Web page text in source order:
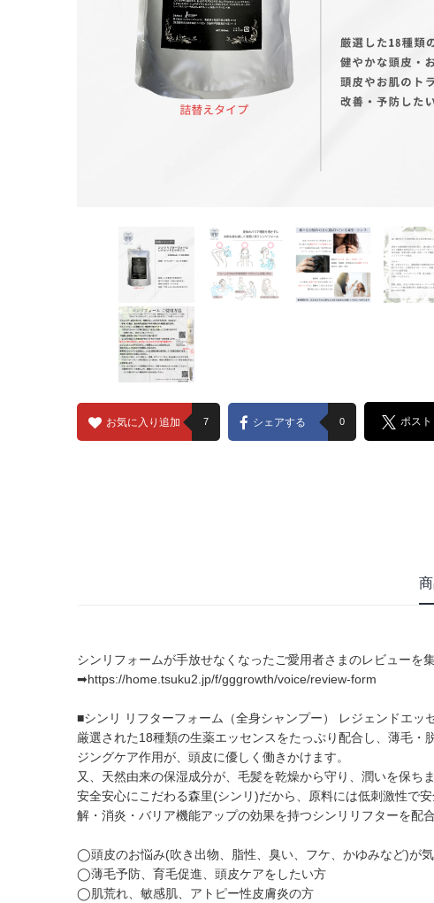
お気に入り追加 7 シェアする 0 ポスト
シンリフォームが手放せなくなったご愛用者さまのレビューを
➡https://home.tsuku2.jp/f/gggrowth/voice/review-form
■シンリ リフターフォーム（全身シャンプー） レジェンドエッ
厳選された18種類の生薬エッセンスをたっぷり配合し、薄毛
ジングケア作用が、頭皮に優しく働きかけます。
又、天然由来の保湿成分が、毛髪を乾燥から守り、潤いを保ちま
安全安心にこだわる森里(シンリ)だから、原料には低刺激性で
解・消炎・バリア機能アップの効果を持つシンリリフターを配合
◯頭皮のお悩み(吹き出物、脂性、臭い、フケ、かゆみなど)が
◯薄毛予防、育毛促進、頭皮ケアをしたい方
◯肌荒れ、敏感肌、アトピー性皮膚炎の方